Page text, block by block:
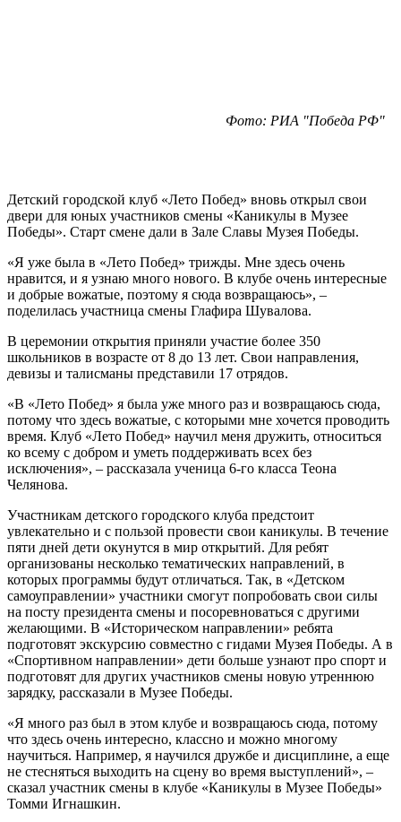
Фото: РИА "Победа РФ"
Детский городской клуб «Лето Побед» вновь открыл свои
двери для юных участников смены «Каникулы в Музее
Победы». Старт смене дали в Зале Славы Музея Победы.
«Я уже была в «Лето Побед» трижды. Мне здесь очень
нравится, и я узнаю много нового. В клубе очень интересные
и добрые вожатые, поэтому я сюда возвращаюсь», –
поделилась участница смены Глафира Шувалова.
В церемонии открытия приняли участие более 350
школьников в возрасте от 8 до 13 лет. Свои направления,
девизы и талисманы представили 17 отрядов.
«В «Лето Побед» я была уже много раз и возвращаюсь сюда,
потому что здесь вожатые, с которыми мне хочется проводить
время. Клуб «Лето Побед» научил меня дружить, относиться
ко всему с добром и уметь поддерживать всех без
исключения», – рассказала ученица 6-го класса Теона
Челянова.
Участникам детского городского клуба предстоит
увлекательно и с пользой провести свои каникулы. В течение
пяти дней дети окунутся в мир открытий. Для ребят
организованы несколько тематических направлений, в
которых программы будут отличаться. Так, в «Детском
самоуправлении» участники смогут попробовать свои силы
на посту президента смены и посоревноваться с другими
желающими. В «Историческом направлении» ребята
подготовят экскурсию совместно с гидами Музея Победы. А в
«Спортивном направлении» дети больше узнают про спорт и
подготовят для других участников смены новую утреннюю
зарядку, рассказали в Музее Победы.
«Я много раз был в этом клубе и возвращаюсь сюда, потому
что здесь очень интересно, классно и можно многому
научиться. Например, я научился дружбе и дисциплине, а еще
не стесняться выходить на сцену во время выступлений», –
сказал участник смены в клубе «Каникулы в Музее Победы»
Томми Игнашкин.